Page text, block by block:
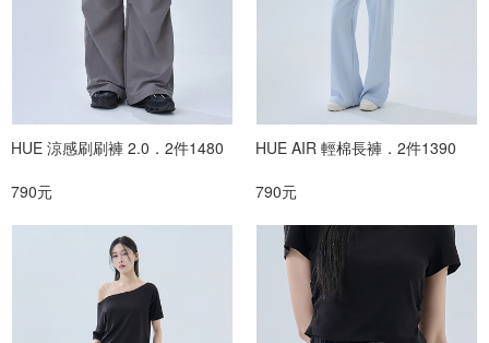
HUE 涼感刷刷褲 2.0．2件1480
790元
HUE AIR 輕棉長褲．2件1390
790元